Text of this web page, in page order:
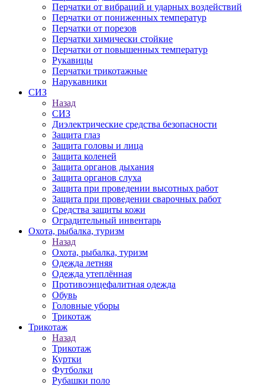
Перчатки от вибраций и ударных воздействий
Перчатки от пониженных температур
Перчатки от порезов
Перчатки химически стойкие
Перчатки от повышенных температур
Рукавицы
Перчатки трикотажные
Нарукавники
СИЗ
Назад
СИЗ
Диэлектрические средства безопасности
Защита глаз
Защита головы и лица
Защита коленей
Защита органов дыхания
Защита органов слуха
Защита при проведении высотных работ
Защита при проведении сварочных работ
Средства защиты кожи
Оградительный инвентарь
Охота, рыбалка, туризм
Назад
Охота, рыбалка, туризм
Одежда летняя
Одежда утеплённая
Противоэнцефалитная одежда
Обувь
Головные уборы
Трикотаж
Трикотаж
Назад
Трикотаж
Куртки
Футболки
Рубашки поло